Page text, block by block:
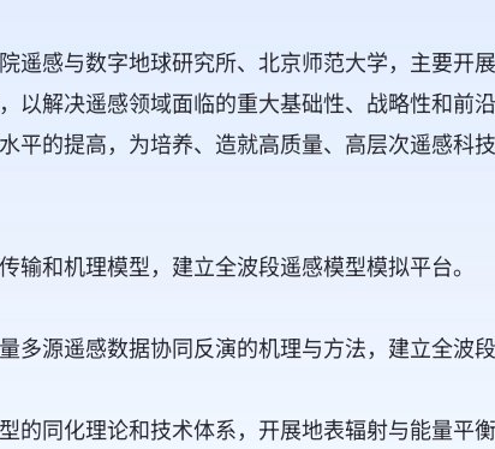
感与数字地球研究所、北京师范大学，主要开
以解决遥感领域面临的重大基础性、战略性和前
的提高，为培养、造就高质量、高层次遥感科技
和机理模型，建立全波段遥感模型模拟平台。
源遥感数据协同反演的机理与方法，建立全波段
同化理论和技术体系，开展地表辐射与能量平衡